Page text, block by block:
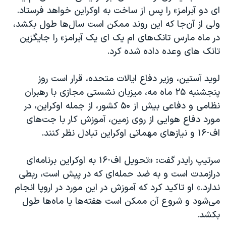
ای دو آبرامز» را پس از ساخت به اوکراین خواهد فرستاد.
ولی از آن‌جا که این روند ممکن است سال‌ها طول بکشد،
در ماه مارس تانک‌های ام یک ای یک آبرامز» را جایگزین
تانک های وعده داده شده کرد.
لوید آستین، وزیر دفاع ایالات متحده، قرار است روز
پنجشنبه ۲۵ ماه مه، میزبان نشستی مجازی با رهبران
نظامی و دفاعی بیش از ۵۰ کشور، از جمله اوکراین، در
مورد دفاع هوایی از روی زمین، آموزش کار با جت‌های
اف-۱۶ و نیازهای مهماتی اوکراین تبادل نظر کنند.
سرتیپ رایدر گفت: «تحویل اف-۱۶ به اوکراین برنامه‌ای
درازمدت است و به ضد حمله‌ای که در پیش است، ربطی
ندارد.» او تاکید کرد که آموزش در این مورد در اروپا انجام
می‌شود و شروع آن ممکن است هفته‌ها یا ماه‌ها طول
بکشد.